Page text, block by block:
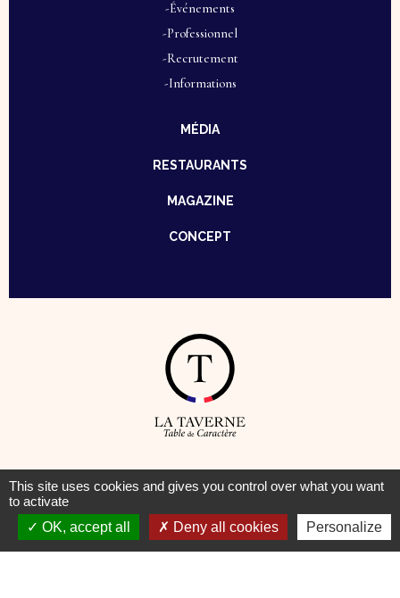
-Événements
-Professionnel
-Recrutement
-Informations
MÉDIA
RESTAURANTS
MAGAZINE
CONCEPT
Pour votre santé, pratiquez une activité physique régulière
www.mangerbouger.fr
This site uses cookies and gives you control over what you want
to activate
OK, accept all
Deny all cookies Personalize